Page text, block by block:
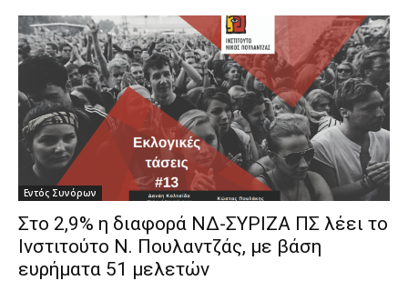
Εντός Συνόρων
Στο 2,9% η διαφορά ΝΔ-ΣΥΡΙΖΑ ΠΣ λέει το
Ινστιτούτο Ν. Πουλαντζάς, με βάση
ευρήματα 51 μελετών